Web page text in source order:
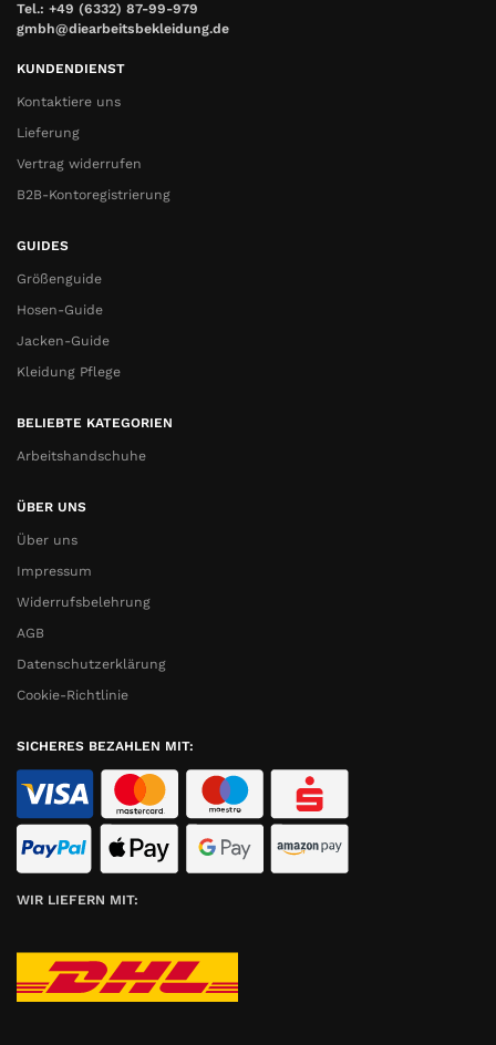
Tel.: +49 (6332) 87-99-979
gmbh@diearbeitsbekleidung.de
KUNDENDIENST
Kontaktiere uns
Lieferung
Vertrag widerrufen
B2B-Kontoregistrierung
GUIDES
Größenguide
Hosen-Guide
Jacken-Guide
Kleidung Pflege
BELIEBTE KATEGORIEN
Arbeitshandschuhe
ÜBER UNS
Über uns
Impressum
Widerrufsbelehrung
AGB
Datenschutzerklärung
Cookie-Richtlinie
SICHERES BEZAHLEN MIT:
WIR LIEFERN MIT: